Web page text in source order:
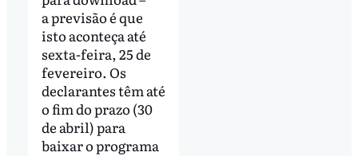
a previsão é que
isto aconteça até
sexta-feira, 25 de
fevereiro. Os
declarantes têm até
o fim do prazo (30
de abril) para
baixar o programa